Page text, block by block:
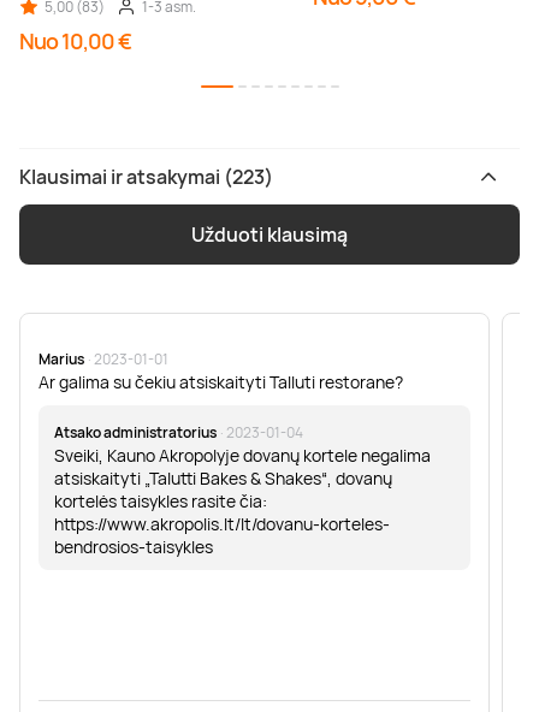
5,00 (83) 1-3 asm.
Nuo 10,00 €
Klausimai ir atsakymai (223)
Užduoti klausimą
Marius · 2023-01-01
Ar galima su čekiu atsiskaityti Talluti restorane?
Atsako administratorius · 2023-01-04
Sveiki, Kauno Akropolyje dovanų kortele negalima
atsiskaityti „Talutti Bakes & Shakes“, dovanų
kortelės taisykles rasite čia:
https://www.akropolis.lt/lt/dovanu-korteles-
bendrosios-taisykles